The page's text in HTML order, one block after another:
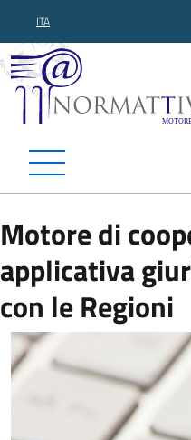
ITA
Motore di
applicativa
con le Regioni